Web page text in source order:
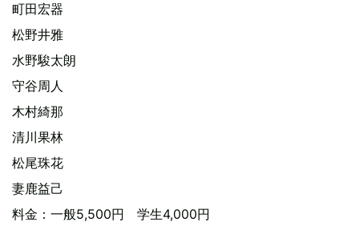
町田宏器
松野井雅
水野駿太朗
守谷周人
木村綺那
清川果林
松尾珠花
妻鹿益己
料金：一般5,500円 学生4,000円